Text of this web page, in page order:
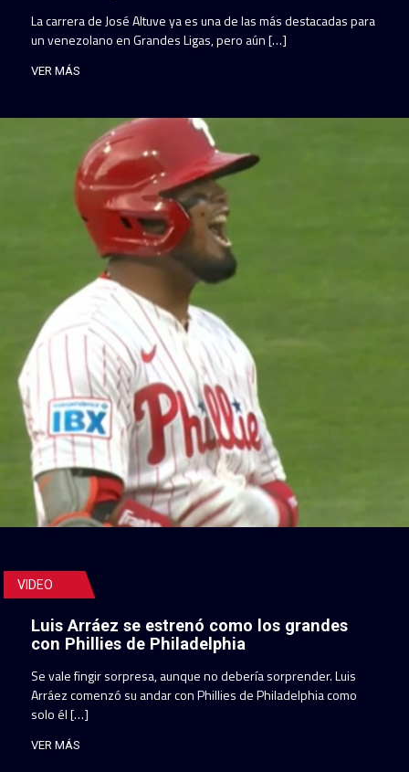
La carrera de José Altuve ya es una de las más destacadas para
un venezolano en Grandes Ligas, pero aún […]
VER MÁS
VIDEO
Luis Arráez se estrenó como los grandes
con Phillies de Philadelphia
Se vale fingir sorpresa, aunque no debería sorprender. Luis
Arráez comenzó su andar con Phillies de Philadelphia como
solo él […]
VER MÁS